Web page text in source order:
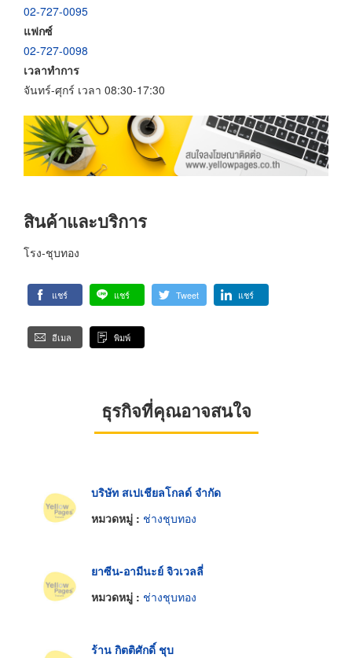
02-727-0095
แฟกซ์
02-727-0098
เวลาทำการ
จันทร์-ศุกร์ เวลา 08:30-17:30
สินค้าและบริการ
โรง-ชุบทอง
แชร์ แชร์ Tweet แชร์
อีเมล พิมพ์
ธุรกิจที่คุณอาจสนใจ
บริษัท สเปเชียลโกลด์ จำกัด
หมวดหมู่ : ช่างชุบทอง
ยาซีน-อามีนะย์ จิวเวลลี่
หมวดหมู่ : ช่างชุบทอง
ร้าน กิตติศักดิ์ ชุบ